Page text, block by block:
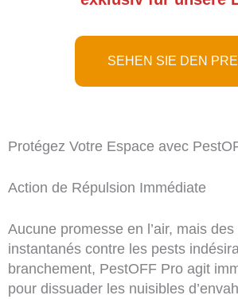
SEHEN SIE DEN
Protégez Votre Espace avec
Action de Répulsion Immédiate
Aucune promesse en l’air, mais
instantanés contre les pests
branchement, PestOFF Pro agit
pour dissuader les nuisibles